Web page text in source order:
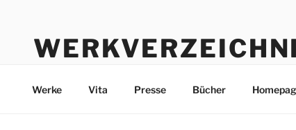
springen
Werke Vita Presse Bücher